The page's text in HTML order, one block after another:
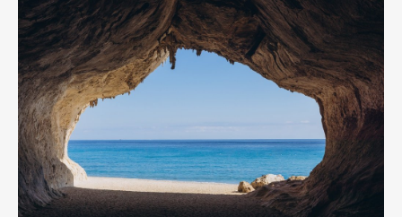
Pen Meet
Pen international Pen tw